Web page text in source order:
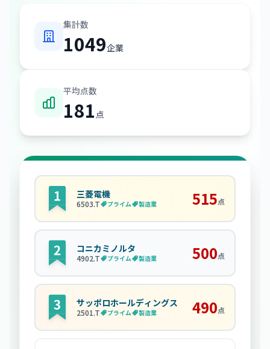
集計数
1049企業
平均点数
181 点
三菱電機
6503.T プライム 製造業 515点
コニカミノルタ
4902.T プライム 製造業 500点
サッポロホールディングス
2501.T プライム 製造業 490点